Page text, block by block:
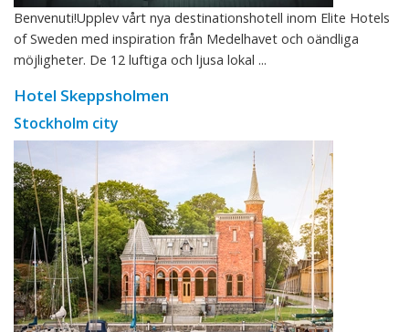
Benvenuti!Upplev vårt nya destinationshotell inom Elite Hotels
of Sweden med inspiration från Medelhavet och oändliga
möjligheter. De 12 luftiga och ljusa lokal ...
Hotel Skeppsholmen
Stockholm city